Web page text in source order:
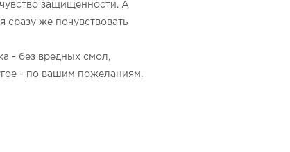
защищенности. А
сразу же почувствовать
- без вредных смол,
- по вашим пожеланиям.